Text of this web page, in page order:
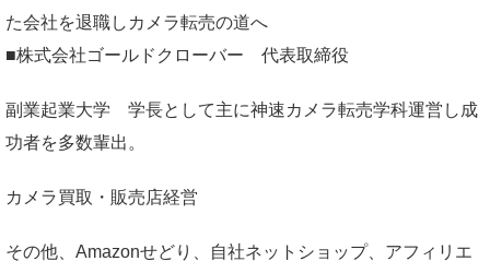
た会社を退職しカメラ転売の道へ
■株式会社ゴールドクローバー 代表取締役
副業起業大学 学長として主に神速カメラ転売学科運営し成
功者を多数輩出。
カメラ買取・販売店経営
その他、Amazonせどり、自社ネットショップ、アフィリエ